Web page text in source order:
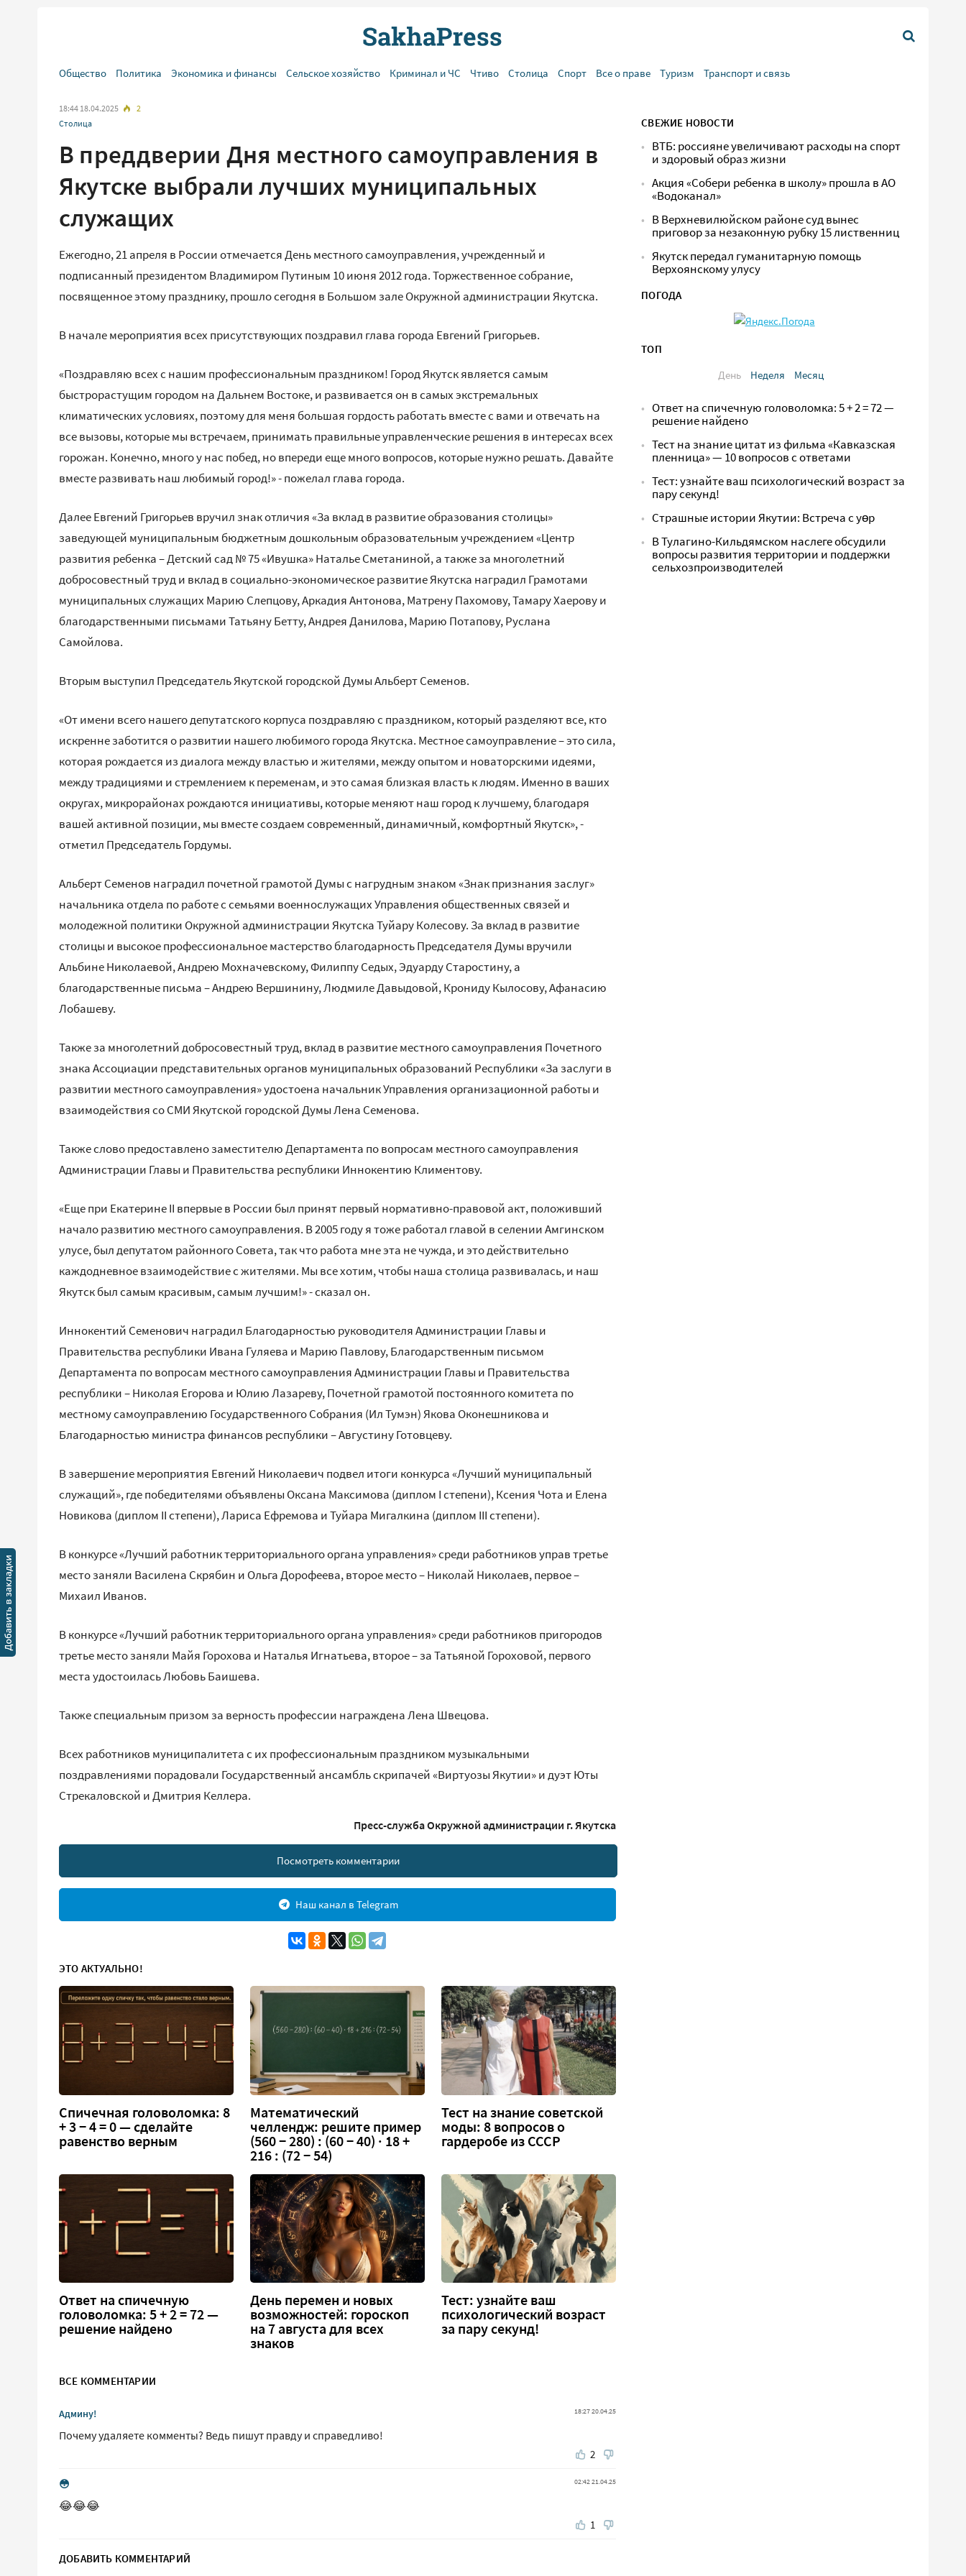
Общество Политика Экономика и финансы Сельское хозяйство Криминал и ЧС Чтиво Столица Спорт Все о праве Туризм Транспорт и связь
18:44 18.04.2025
2
Столица
В преддверии Дня местного самоуправления в
Якутске выбрали лучших муниципальных
служащих
Ежегодно, 21 апреля в России отмечается День местного самоуправления, учрежденный и
подписанный президентом Владимиром Путиным 10 июня 2012 года. Торжественное собрание,
посвященное этому празднику, прошло сегодня в Большом зале Окружной администрации Якутска.
В начале мероприятия всех присутствующих поздравил глава города Евгений Григорьев.
«Поздравляю всех с нашим профессиональным праздником! Город Якутск является самым
быстрорастущим городом на Дальнем Востоке, и развивается он в самых экстремальных
климатических условиях, поэтому для меня большая гордость работать вместе с вами и отвечать на
все вызовы, которые мы встречаем, принимать правильные управленческие решения в интересах всех
горожан. Конечно, много у нас побед, но впереди еще много вопросов, которые нужно решать. Давайте
вместе развивать наш любимый город!» - пожелал глава города.
Далее Евгений Григорьев вручил знак отличия «За вклад в развитие образования столицы»
заведующей муниципальным бюджетным дошкольным образовательным учреждением «Центр
развития ребенка – Детский сад № 75 «Ивушка» Наталье Сметаниной, а также за многолетний
добросовестный труд и вклад в социально-экономическое развитие Якутска наградил Грамотами
муниципальных служащих Марию Слепцову, Аркадия Антонова, Матрену Пахомову, Тамару Хаерову и
благодарственными письмами Татьяну Бетту, Андрея Данилова, Марию Потапову, Руслана
Самойлова.
Вторым выступил Председатель Якутской городской Думы Альберт Семенов.
«От имени всего нашего депутатского корпуса поздравляю с праздником, который разделяют все, кто
искренне заботится о развитии нашего любимого города Якутска. Местное самоуправление – это сила,
которая рождается из диалога между властью и жителями, между опытом и новаторскими идеями,
между традициями и стремлением к переменам, и это самая близкая власть к людям. Именно в ваших
округах, микрорайонах рождаются инициативы, которые меняют наш город к лучшему, благодаря
вашей активной позиции, мы вместе создаем современный, динамичный, комфортный Якутск», -
отметил Председатель Гордумы.
Альберт Семенов наградил почетной грамотой Думы с нагрудным знаком «Знак признания заслуг»
начальника отдела по работе с семьями военнослужащих Управления общественных связей и
молодежной политики Окружной администрации Якутска Туйару Колесову. За вклад в развитие
столицы и высокое профессиональное мастерство благодарность Председателя Думы вручили
Альбине Николаевой, Андрею Мохначевскому, Филиппу Седых, Эдуарду Старостину, а
благодарственные письма – Андрею Вершинину, Людмиле Давыдовой, Крониду Кылосову, Афанасию
Лобашеву.
Также за многолетний добросовестный труд, вклад в развитие местного самоуправления Почетного
знака Ассоциации представительных органов муниципальных образований Республики «За заслуги в
развитии местного самоуправления» удостоена начальник Управления организационной работы и
взаимодействия со СМИ Якутской городской Думы Лена Семенова.
Также слово предоставлено заместителю Департамента по вопросам местного самоуправления
Администрации Главы и Правительства республики Иннокентию Климентову.
«Еще при Екатерине II впервые в России был принят первый нормативно-правовой акт, положивший
начало развитию местного самоуправления. В 2005 году я тоже работал главой в селении Амгинском
улусе, был депутатом районного Совета, так что работа мне эта не чужда, и это действительно
каждодневное взаимодействие с жителями. Мы все хотим, чтобы наша столица развивалась, и наш
Якутск был самым красивым, самым лучшим!» - сказал он.
Иннокентий Семенович наградил Благодарностью руководителя Администрации Главы и
Правительства республики Ивана Гуляева и Марию Павлову, Благодарственным письмом
Департамента по вопросам местного самоуправления Администрации Главы и Правительства
республики – Николая Егорова и Юлию Лазареву, Почетной грамотой постоянного комитета по
местному самоуправлению Государственного Собрания (Ил Тумэн) Якова Оконешникова и
Благодарностью министра финансов республики – Августину Готовцеву.
В завершение мероприятия Евгений Николаевич подвел итоги конкурса «Лучший муниципальный
служащий», где победителями объявлены Оксана Максимова (диплом I степени), Ксения Чота и Елена
Новикова (диплом II степени), Лариса Ефремова и Туйара Мигалкина (диплом III степени).
В конкурсе «Лучший работник территориального органа управления» среди работников управ третье
место заняли Василена Скрябин и Ольга Дорофеева, второе место – Николай Николаев, первое –
Михаил Иванов.
В конкурсе «Лучший работник территориального органа управления» среди работников пригородов
третье место заняли Майя Горохова и Наталья Игнатьева, второе – за Татьяной Гороховой, первого
места удостоилась Любовь Баишева.
Также специальным призом за верность профессии награждена Лена Швецова.
Всех работников муниципалитета с их профессиональным праздником музыкальными
поздравлениями порадовали Государственный ансамбль скрипачей «Виртуозы Якутии» и дуэт Юты
Стрекаловской и Дмитрия Келлера.
Пресс-служба Окружной администрации г. Якутска
Посмотреть комментарии
Наш канал в Telegram
ЭТО АКТУАЛЬНО!
Спичечная головоломка: 8
+ 3 − 4 = 0 — сделайте
равенство верным
Математический
челлендж: решите пример
(560 − 280) : (60 − 40) · 18 +
216 : (72 − 54)
Тест на знание советской
моды: 8 вопросов о
гардеробе из СССР
Ответ на спичечную
головоломка: 5 + 2 = 72 —
решение найдено
День перемен и новых
возможностей: гороскоп
на 7 августа для всех
знаков
Тест: узнайте ваш
психологический возраст
за пару секунд!
ВСЕ КОММЕНТАРИИ
Админу! 18:27 20.04.25
Почему удаляете комменты? Ведь пишут правду и справедливо!
2
😳 02:42 21.04.25
😂😂😂
1
ДОБАВИТЬ КОММЕНТАРИЙ
СВЕЖИЕ НОВОСТИ
ВТБ: россияне увеличивают расходы на спорт
и здоровый образ жизни
Акция «Собери ребенка в школу» прошла в АО
«Водоканал»
В Верхневилюйском районе суд вынес
приговор за незаконную рубку 15 лиственниц
Якутск передал гуманитарную помощь
Верхоянскому улусу
ПОГОДА
ТОП
День
Неделя Месяц
Ответ на спичечную головоломка: 5 + 2 = 72 —
решение найдено
Тест на знание цитат из фильма «Кавказская
пленница» — 10 вопросов с ответами
Тест: узнайте ваш психологический возраст за
пару секунд!
Страшные истории Якутии: Встреча с yөр
В Тулагино-Кильдямском наслеге обсудили
вопросы развития территории и поддержки
сельхозпроизводителей